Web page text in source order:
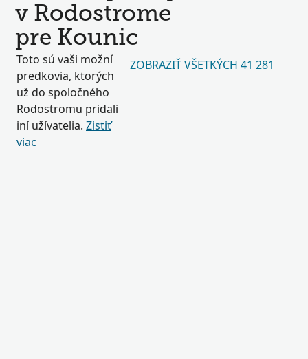
v Rodostrome
pre Kounic
Toto sú vaši možní
predkovia, ktorých
už do spoločného
Rodostromu pridali
iní užívatelia. Zistiť
viac
ZOBRAZIŤ VŠETKÝCH 41 281